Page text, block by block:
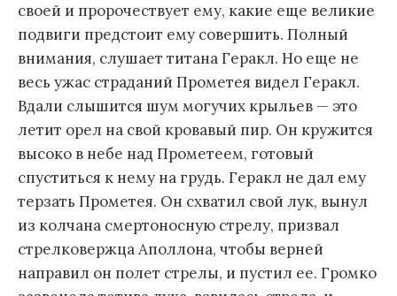
своей и пророчествует ему, какие еще великие
подвиги предстоит ему совершить. Полный
внимания, слушает титана Геракл. Но еще не
весь ужас страданий Прометея видел Геракл.
Вдали слышится шум могучих крыльев — это
летит орел на свой кровавый пир. Он кружится
высоко в небе над Прометеем, готовый
спуститься к нему на грудь. Геракл не дал ему
терзать Прометея. Он схватил свой лук, вынул
из колчана смертоносную стрелу, призвал
стрелковержца Аполлона, чтобы верней
направил он полет стрелы, и пустил ее. Громко